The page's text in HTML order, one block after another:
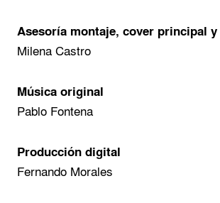
Asesoría montaje, cover principal y
Milena Castro
Música original
Pablo Fontena
Producción digital
Fernando Morales